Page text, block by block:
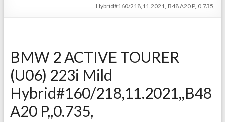
Hybrid#160/218,11.2021,,B48 A20 P,,0.735,
BMW 2 ACTIVE TOURER
(U06) 223i Mild
Hybrid#160/218,11.2021,,B48
A20 P,,0.735,